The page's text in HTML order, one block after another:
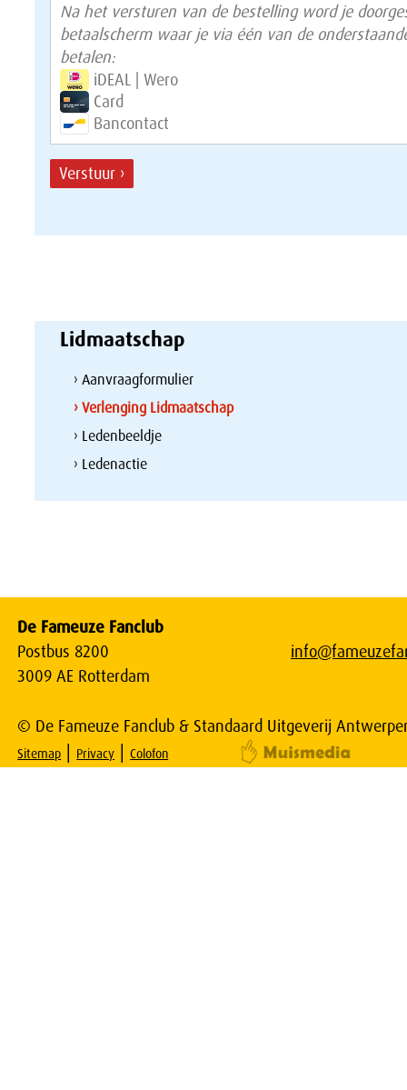
Na het versturen van de bestelling word je
betaalscherm waar je via één van de
betalen:
iDEAL | Wero
Card
Bancontact
Verstuur ›
Lidmaatschap
› Aanvraagformulier
› Verlenging Lidmaatschap
› Ledenbeeldje
› Ledenactie
De Fameuze Fanclub
Postbus 8200
3009 AE Rotterdam
© De Fameuze Fanclub & Standaard Uitgeverij
Sitemap | Privacy |Colofon